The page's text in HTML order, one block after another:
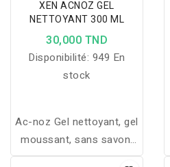
XEN ACNOZ GEL
NETTOYANT 300 ML
30,000 TND
Disponibilité: 949 En
stock
Ac-noz Gel nettoyant, gel
moussant, sans savon,
pour l'hygiène des peaux